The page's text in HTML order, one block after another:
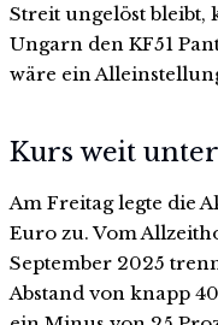
Streit ungelöst
Ungarn den KF51
wäre ein
Kurs weit
Am Freitag legte die
Euro zu. Vom
September 2025
Abstand von knapp